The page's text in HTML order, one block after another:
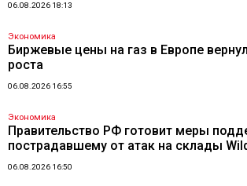
06.08.2026 18:13
Экономика
Биржевые цены на газ в Европе
роста
06.08.2026 16:55
Экономика
Правительство РФ готовит меры
пострадавшему от атак на склады
06.08.2026 16:50